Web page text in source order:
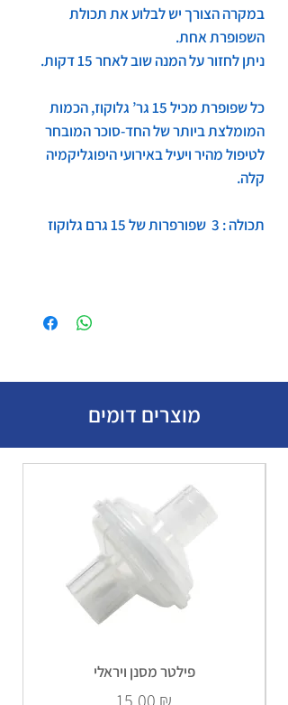
במקרה הצורך יש לבלוע את תכולת
השפופרת אחת.
ניתן לחזור על המנה שוב לאחר 15 דקות
.
כל שפופרת מכיל 15 גר’ גלוקוז, הכמות
המומלצת ביותר של החד-סוכר המובחר
לטיפול מהיר ויעיל באירועי היפוגליקמיה
קלה.
תכולה:
3 שפורפרות של 15 גרם גלוקוז
מוצרים דומים
פילטר מסנן ויראלי
Prix
15,00 ₪